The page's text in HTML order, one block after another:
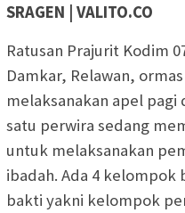
SRAGEN | VALITO.CO
Ratusan Prajurit Kodim
Damkar, Relawan,
melaksanakan apel pagi
satu perwira sedang
untuk melaksanakan
ibadah. Ada 4 kelompok
bakti yakni kelompok